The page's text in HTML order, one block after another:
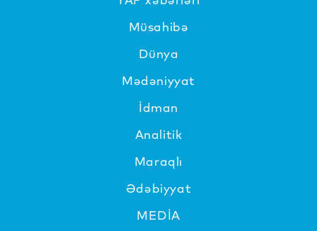
Müsahibə
Dünya
Mədəniyyat
İdman
Analitik
Maraqlı
Ədəbiyyat
MEDİA